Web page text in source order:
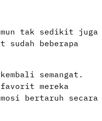
tak sedikit juga
beberapa
semangat.
mereka
bertaruh secara